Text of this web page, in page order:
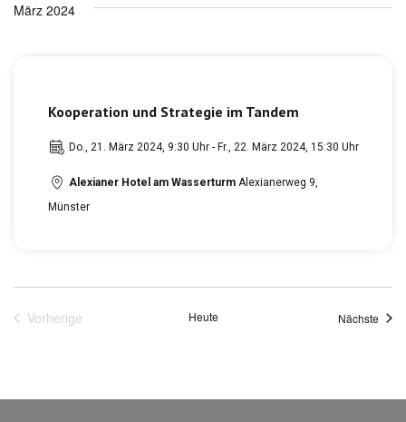
März 2024
Kooperation und Strategie im Tandem
Do., 21. März 2024, 9:30 Uhr- Fr., 22. März 2024, 15:30 Uhr
Alexianer Hotel am Wasserturm Alexianerweg 9,
Münster
Vorherige
Heute Nächste